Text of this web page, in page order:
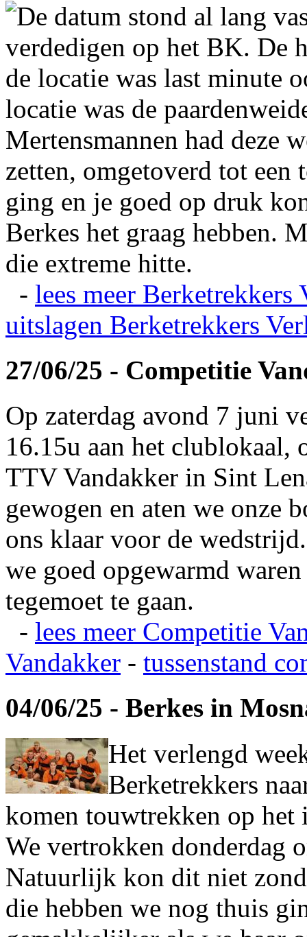
De datum stond al lang
verdedigen op het BK. De
de locatie was last minute
locatie was de
Mertensmannen had deze
zetten, omgetoverd tot
ging en je goed op druk
Berkes het graag hebben.
die extreme hitte.
- lees meer Berketrekkers
uitslagen Berketrekkers
27/06/25 - Competitie
Op zaterdag avond 7 juni
16.15u aan het clublokaal,
TTV Vandakker in Sint
gewogen en aten we onze
ons klaar voor de
we goed opgewarmd
tegemoet te gaan.
- lees meer Competitie
Vandakker - tussenstand
04/06/25 - Berkes in
Het verlengd
Berketrekkers
komen touwtrekken op
We vertrokken donderdag
Natuurlijk kon dit niet
die hebben we nog thuis